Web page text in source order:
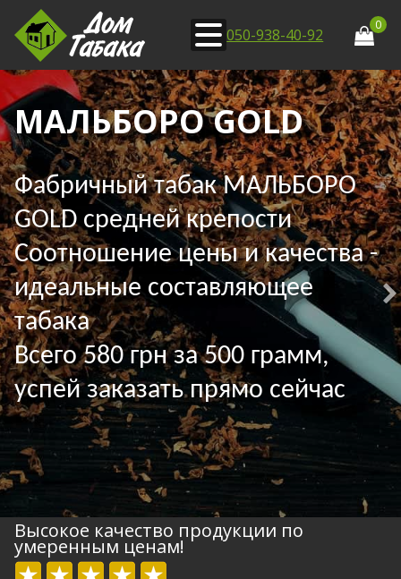
050-938-40-92
0
МАЛЬБОРО GOLD
Фабричный табак МАЛЬБОРО
GOLD средней крепости
Соотношение цены и качества -
идеальные составляющее
табака
Всего 580 грн за 500 грамм,
успей заказать прямо сейчас
Высокое качество продукции по
умеренным ценам!